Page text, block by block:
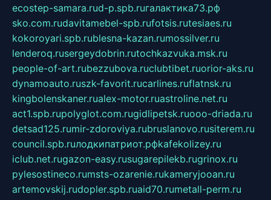
ecostep-samara.rud-p.spb.ruгалактика73.рф
sko.com.rudavitamebel-spb.rufotsis.rutesiaes.ru
kokoroyari.spb.rublesna-kazan.rumossilver.ru
lenderoq.rusergeydobrin.rutochkazvuka.msk.ru
people-of-art.rubezzubova.ruclubtibet.ruorior-aks.ru
dynamoauto.ruszk-favorit.rucarlines.ruflatnsk.ru
kingbolenskaner.rualex-motor.ruastroline.net.ru
act1.spb.rupolyglot.com.rugidlipetsk.ruooo-driada.ru
detsad125.rumir-zdoroviya.rubruslanovo.rusiterem.ru
council.spb.ruлодкипатриот.рфkafekolizey.ru
iclub.net.rugazon-easy.rusugarepilekb.rugrinox.ru
pylesostineco.rumsts-ozarenie.rukameryjooan.ru
artemovskij.rudopler.spb.ruaid70.rumetall-perm.ru